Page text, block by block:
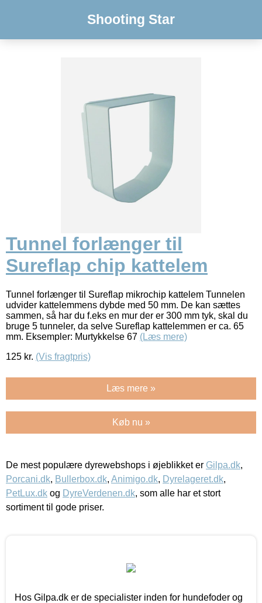
Shooting Star
Tunnel forlænger til
Sureflap chip kattelem
Tunnel forlænger til Sureflap mikrochip kattelem Tunnelen
udvider kattelemmens dybde med 50 mm. De kan sættes
sammen, så har du f.eks en mur der er 300 mm tyk, skal du
bruge 5 tunneler, da selve Sureflap kattelemmen er ca. 65
mm. Eksempler: Murtykkelse 67 (Læs mere)
125 kr. (Vis fragtpris)
Læs mere »
Køb nu »
De mest populære dyrewebshops i øjeblikket er Gilpa.dk,
Porcani.dk, Bullerbox.dk, Animigo.dk, Dyrelageret.dk,
PetLux.dk og DyreVerdenen.dk, som alle har et stort
sortiment til gode priser.
Hos Gilpa.dk er de specialister inden for hundefoder og